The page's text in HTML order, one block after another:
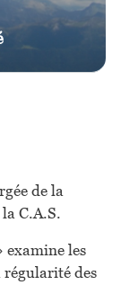
de la
C.A.S.
examine les
régularité des